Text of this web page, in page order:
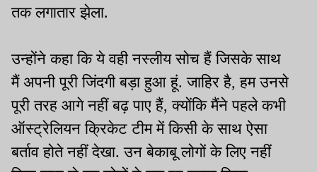
तक लगातार झेला.
उन्होंने कहा कि ये वही नस्लीय सोच हैं जिसके साथ
मैं अपनी पूरी जिंदगी बड़ा हुआ हूं. जाहिर है, हम उनसे
पूरी तरह आगे नहीं बढ़ पाए हैं, क्योंकि मैंने पहले कभी
ऑस्ट्रेलियन क्रिकेट टीम में किसी के साथ ऐसा
बर्ताव होते नहीं देखा. उन बेकाबू लोगों के लिए नहीं